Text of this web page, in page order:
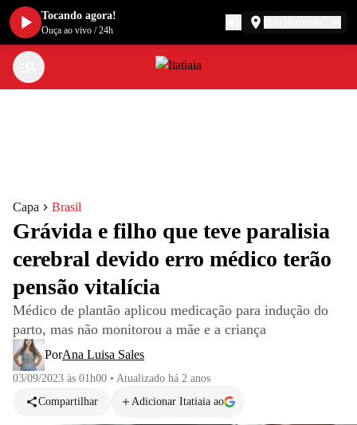
Capa Brasil
Grávida e filho que teve paralisia
cerebral devido erro médico terão
pensão vitalícia
Médico de plantão aplicou medicação para indução do
parto, mas não monitorou a mãe e a criança
PorAna Luisa Sales
03/09/2023 às 01h00 • Atualizado há 2 anos
Compartilhar
Adicionar Itatiaia ao
Tocando agora!
Ouça ao vivo /24h